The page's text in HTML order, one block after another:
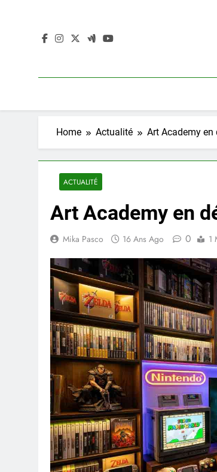
Home Actualité Art Academy en
ACTUALITÉ
Art Academy en
Mika Pasco 16 Ans Ago 0 1